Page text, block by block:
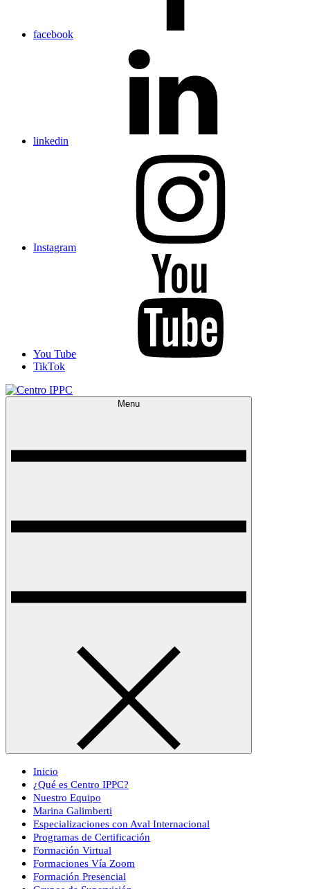
facebook
linkedin
Instagram
You Tube
TikTok
Menu
Inicio
¿Qué es Centro IPPC?
Nuestro Equipo
Marina Galimberti
Especializaciones con Aval Internacional
Programas de Certificación
Formación Virtual
Formaciones Vía Zoom
Formación Presencial